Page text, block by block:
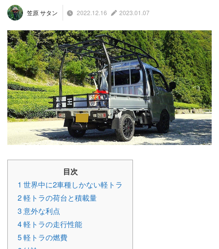
笠原 サタン 2022.12.16 2023.01.07
目次
1 世界中に2車種しかない軽トラ
2軽トラの荷台と積載量
3意外な利点
4軽トラの走行性能
5軽トラの燃費